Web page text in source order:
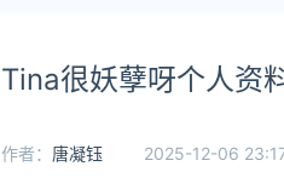
Tina很妖孽呀个人资
作者： 唐凝钰 2025-12-06